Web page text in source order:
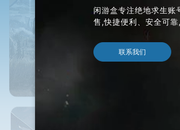
闲游盒专注绝地求生
售,快捷便利、安全可
联系我们